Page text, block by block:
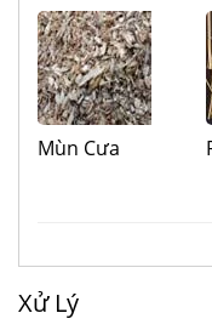
Mùn Cưa
Xử Lý